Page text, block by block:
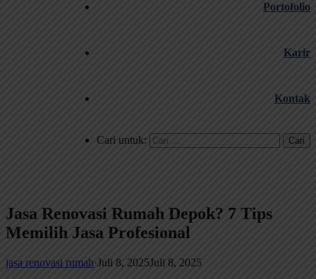
Portofolio
Karir
Kontak
Cari untuk:
Jasa Renovasi Rumah Depok? 7 Tips
Memilih Jasa Profesional
jasa renovasi rumah·Juli 8, 2025Juli 8, 2025